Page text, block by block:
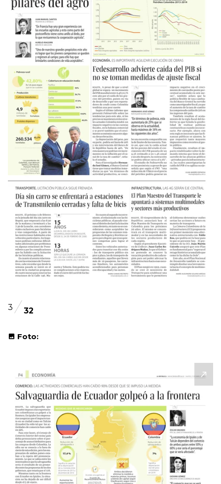
3 32
Foto: